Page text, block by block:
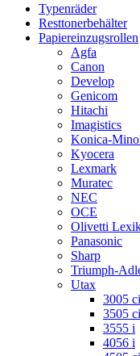
Typenräder
Resttonerbehälter
Papiereinzugsrollen
Agfa
Canon
Develop
Genicom
Hitachi
Imagistics
Konica-
Kyocera
Lexmark
Muratec
NEC
OCE
Olivetti
Panasonic
Sharp
Triumph-
Utax
3005 ci
3505 ci
3555 i
4056 i